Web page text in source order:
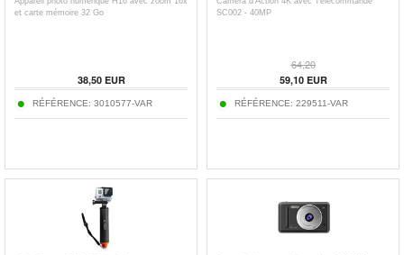
et carte mémoire 32 Go
38,50EUR
RÉFÉRENCE: 3010577-VAR
SC002 - 40MP
64,20
59,10EUR
RÉFÉRENCE: 229511-VAR